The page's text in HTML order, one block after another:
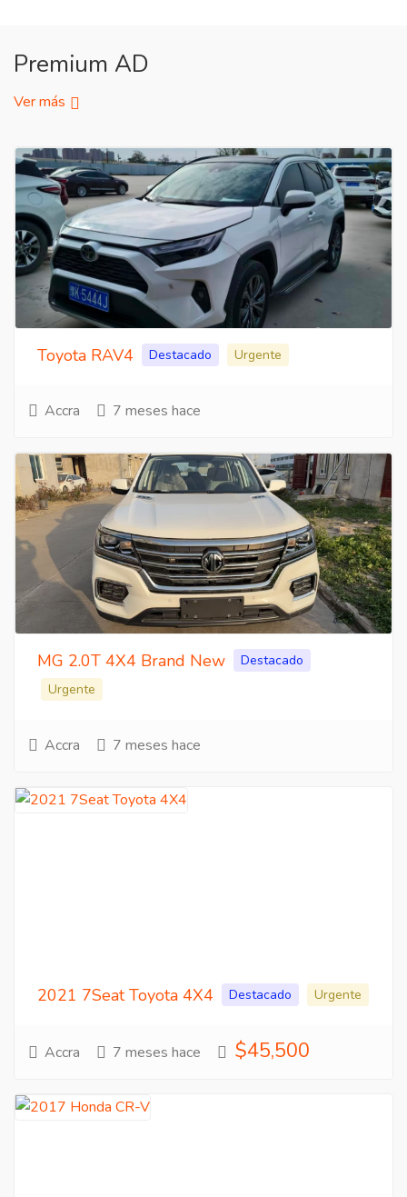
Premium AD
Ver más
Toyota RAV4 Destacado Urgente
Accra 7 meses hace
MG 2.0T 4X4 Brand New
Destacado
Urgente
Accra 7 meses hace
2021 7Seat Toyota 4X4 Destacado Urgente
Accra 7 meses hace $45,500